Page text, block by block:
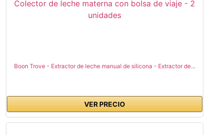
Boon Trove - Extractor de leche manual de silicona - Extractor de...
VER PRECIO